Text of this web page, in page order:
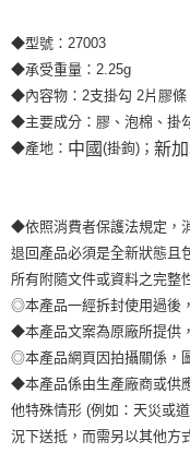
◆型號：27003
◆承受重量：2.25g
◆內容物：2支掛勾 2片膠條
◆主要成分：膠、泡棉、掛
◆產地： 中國(掛鉤)； 新
◆依照消費者保護法規定，
退回產品必須是全新狀態且
所有附隨文件或資料之完整
◎本產品一經拆封使用過後
◆本產品文案為原廠所提供
◎本產品網頁因拍攝關係，
◆本產品係由生產廠商或供
他特殊情形 (例如：天災或
況下送抵，而需另以其他方